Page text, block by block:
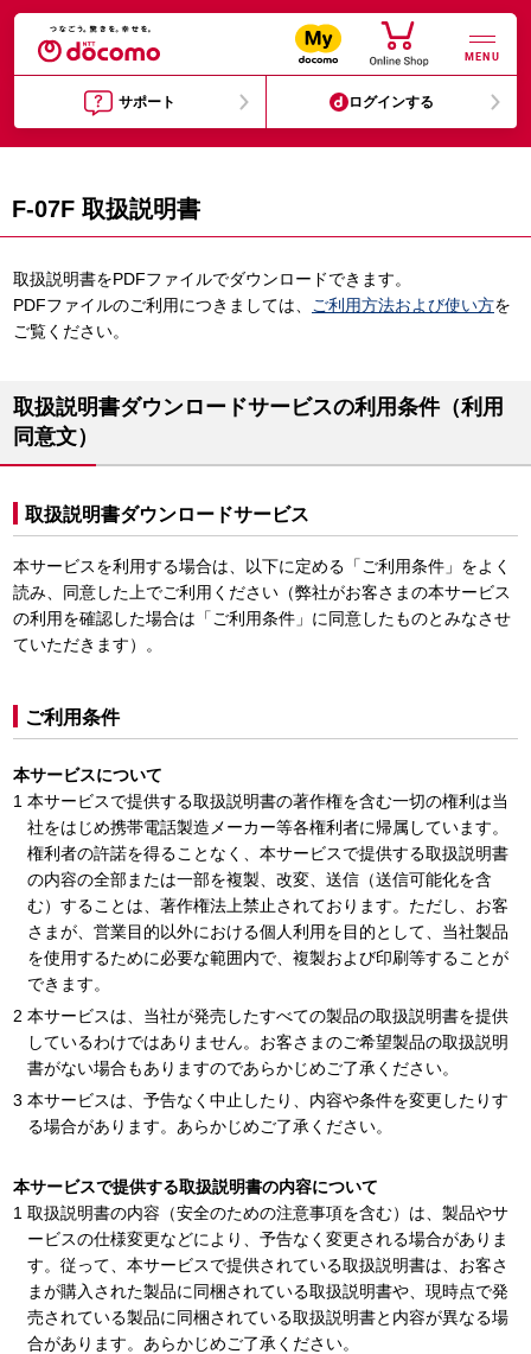
MENU
サポート ログインする
F-07F 取扱説明書
取扱説明書をPDFファイルでダウンロードできます。
PDFファイルのご利用につきましては、
ご利用方法および使い方を
ご覧ください。
取扱説明書ダウンロードサービスの利用条件（利用
同意文）
取扱説明書ダウンロードサービス
本サービスを利用する場合は、以下に定める「ご利用条件」をよく
読み、同意した上でご利用ください（弊社がお客さまの本サービス
の利用を確認した場合は「ご利用条件」に同意したものとみなさせ
ていただきます）。
ご利用条件
本サービスについて
本サービスで提供する取扱説明書の著作権を含む一切の権利は当
社をはじめ携帯電話製造メーカー等各権利者に帰属しています。
権利者の許諾を得ることなく、本サービスで提供する取扱説明書
の内容の全部または一部を複製、改変、送信（送信可能化を含
む）することは、著作権法上禁止されております。ただし、お客
さまが、営業目的以外における個人利用を目的として、当社製品
を使用するために必要な範囲内で、複製および印刷等することが
できます。
本サービスは、当社が発売したすべての製品の取扱説明書を提供
しているわけではありません。お客さまのご希望製品の取扱説明
書がない場合もありますのであらかじめご了承ください。
本サービスは、予告なく中止したり、内容や条件を変更したりす
る場合があります。あらかじめご了承ください。
本サービスで提供する取扱説明書の内容について
取扱説明書の内容（安全のための注意事項を含む）は、製品やサ
ービスの仕様変更などにより、予告なく変更される場合がありま
す。従って、本サービスで提供されている取扱説明書は、お客さ
まが購入された製品に同梱されている取扱説明書や、現時点で発
売されている製品に同梱されている取扱説明書と内容が異なる場
合があります。あらかじめご了承ください。